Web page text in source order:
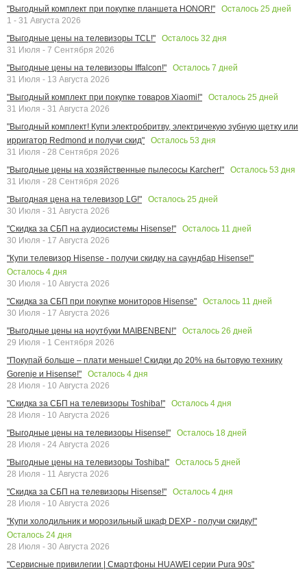
"Выгодный комплект при покупке планшета HONOR!"
Осталось 25 дней
1 - 31 Августа 2026
"Выгодные цены на телевизоры TCL!"
Осталось 32 дня
31 Июля - 7 Сентября 2026
"Выгодные цены на телевизоры Iffalcon!"
Осталось 7 дней
31 Июля - 13 Августа 2026
"Выгодный комплект при покупке товаров Xiaomi!"
Осталось 25 дней
31 Июля - 31 Августа 2026
"Выгодный комплект! Купи электробритву, электричекую зубную щетку или
ирригатор Redmond и получи скид"
Осталось 53 дня
31 Июля - 28 Сентября 2026
"Выгодные цены на хозяйственные пылесосы Karcher!"
Осталось 53 дня
31 Июля - 28 Сентября 2026
"Выгодная цена на телевизор LG!"
Осталось 25 дней
30 Июля - 31 Августа 2026
"Скидка за СБП на аудиосистемы Hisense!"
Осталось 11 дней
30 Июля - 17 Августа 2026
"Купи телевизор Hisense - получи скидку на саундбар Hisense!"
Осталось 4 дня
30 Июля - 10 Августа 2026
"Скидка за СБП при покупке мониторов Hisense"
Осталось 11 дней
30 Июля - 17 Августа 2026
"Выгодные цены на ноутбуки MAIBENBEN!"
Осталось 26 дней
29 Июля - 1 Сентября 2026
"Покупай больше – плати меньше! Скидки до 20% на бытовую технику
Gorenje и Hisense!"
Осталось 4 дня
28 Июля - 10 Августа 2026
"Скидка за СБП на телевизоры Toshiba!"
Осталось 4 дня
28 Июля - 10 Августа 2026
"Выгодные цены на телевизоры Hisense!"
Осталось 18 дней
28 Июля - 24 Августа 2026
"Выгодные цены на телевизоры Toshiba!"
Осталось 5 дней
28 Июля - 11 Августа 2026
"Скидка за СБП на телевизоры Hisense!"
Осталось 4 дня
28 Июля - 10 Августа 2026
"Купи холодильник и морозильный шкаф DEXP - получи скидку!"
Осталось 24 дня
28 Июля - 30 Августа 2026
"Сервисные привилегии | Смартфоны HUAWEI серии Pura 90s"